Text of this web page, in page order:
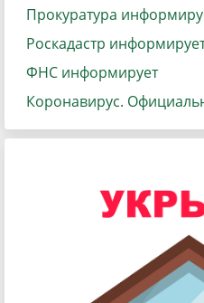
Прокуратура
Роскадастр
ФНС информирует
Коронавирус.